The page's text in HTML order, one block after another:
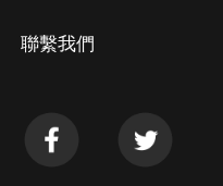
聯繫我們